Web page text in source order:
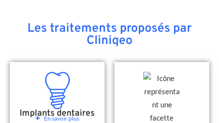
Les traitements proposés par
Cliniqeo
Implants dentaires
En savoir plus